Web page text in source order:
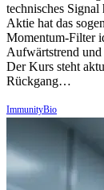
technisches
Aktie hat das
Momentum-Filter
Aufwärtstrend
Der Kurs steht
Rückgang…
ImmunityBio